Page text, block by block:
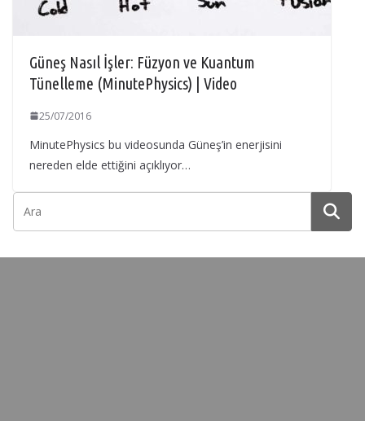
Güneş Nasıl İşler: Füzyon ve Kuantum
Tünelleme (MinutePhysics) | Video
25/07/2016
MinutePhysics bu videosunda Güneş’in enerjisini
nereden elde ettiğini açıklıyor…